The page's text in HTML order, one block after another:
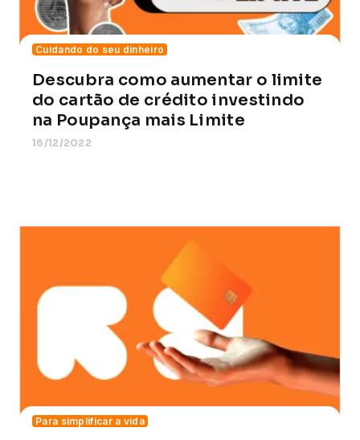
Cuidando do seu dinheiro
Descubra como aumentar o limite
do cartão de crédito investindo
na Poupança mais Limite
16/12/2022
Para simplificar a vida